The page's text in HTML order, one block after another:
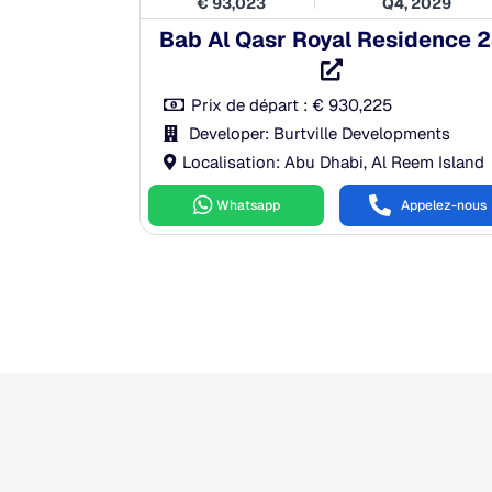
Bab Al Qasr Royal Residence
Prix de départ : € 930,225
Developer: Burtville Developments
Localisation: Abu Dhabi, Al Reem Island
Whatsapp Appelez-nous